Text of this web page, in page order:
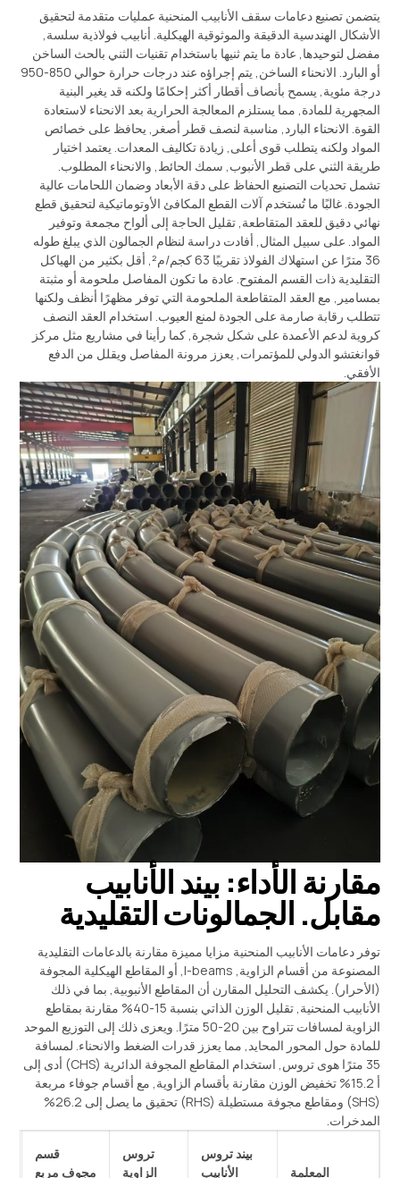
يتضمن تصنيع دعامات سقف الأنابيب المنحنية عمليات متقدمة لتحقيق
الأشكال الهندسية الدقيقة والموثوقية الهيكلية. أنابيب فولاذية سلسة,
مفضل لتوحيدها, عادة ما يتم ثنيها باستخدام تقنيات الثني بالحث الساخن
أو البارد. الانحناء الساخن, يتم إجراؤه عند درجات حرارة حوالي 850-950
درجة مئوية, يسمح بأنصاف أقطار أكثر إحكامًا ولكنه قد يغير البنية
المجهرية للمادة, مما يستلزم المعالجة الحرارية بعد الانحناء لاستعادة
القوة. الانحناء البارد, مناسبة لنصف قطر أصغر, يحافظ على خصائص
المواد ولكنه يتطلب قوى أعلى, زيادة تكاليف المعدات. يعتمد اختيار
طريقة الثني على قطر الأنبوب, سمك الحائط, والانحناء المطلوب.
تشمل تحديات التصنيع الحفاظ على دقة الأبعاد وضمان اللحامات عالية
الجودة. غالبًا ما تُستخدم آلات القطع المكافئ الأوتوماتيكية لتحقيق قطع
نهائي دقيق للعقد المتقاطعة, تقليل الحاجة إلى ألواح مجمعة وتوفير
المواد. على سبيل المثال, أفادت دراسة لنظام الجمالون الذي يبلغ طوله
36 مترًا عن استهلاك الفولاذ تقريبًا 63 كجم/م², أقل بكثير من الهياكل
التقليدية ذات القسم المفتوح. عادة ما تكون المفاصل ملحومة أو مثبتة
بمسامير, مع العقد المتقاطعة الملحومة التي توفر مظهرًا أنظف ولكنها
تتطلب رقابة صارمة على الجودة لمنع العيوب. استخدام العقد النصف
كروية لدعم الأعمدة على شكل شجرة, كما رأينا في مشاريع مثل مركز
قوانغتشو الدولي للمؤتمرات, يعزز مرونة المفاصل ويقلل من الدفع
الأفقي.
مقارنة الأداء: بيند الأنابيب
مقابل. الجمالونات التقليدية
توفر دعامات الأنابيب المنحنية مزايا مميزة مقارنة بالدعامات التقليدية
المصنوعة من أقسام الزاوية, I-beams, أو المقاطع الهيكلية المجوفة
(الأحرار). يكشف التحليل المقارن أن المقاطع الأنبوبية, بما في ذلك
الأنابيب المنحنية, تقليل الوزن الذاتي بنسبة 15-40% مقارنة بمقاطع
الزاوية لمسافات تتراوح بين 20-50 مترًا. ويعزى ذلك إلى التوزيع الموحد
للمادة حول المحور المحايد, مما يعزز قدرات الضغط والانحناء. لمسافة
35 مترًا هوى تروس, استخدام المقاطع المجوفة الدائرية (CHS) أدى إلى
أ 15.2% تخفيض الوزن مقارنة بأقسام الزاوية, مع أقسام جوفاء مربعة
(SHS) ومقاطع مجوفة مستطيلة (RHS) تحقيق ما يصل إلى 26.2%
المدخرات.
المعلمة
بيند تروس
الأنابيب
تروس
الزاوية
قسم
مجوف مربع